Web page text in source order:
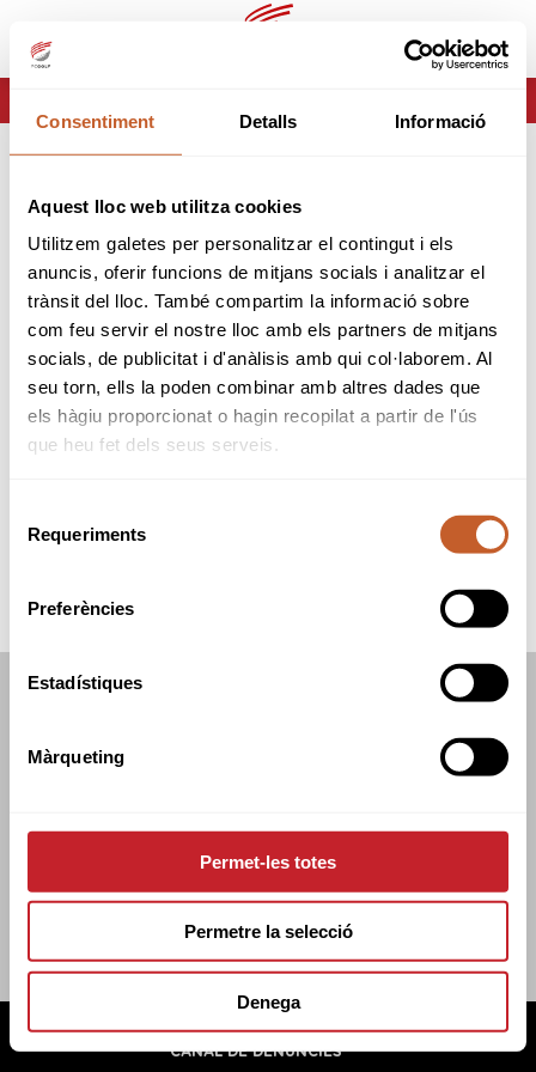
Consentiment Detalls Informació
Aquest lloc web utilitza cookies
Utilitzem galetes per personalitzar el contingut i els
anuncis, oferir funcions de mitjans socials i analitzar el
trànsit del lloc. També compartim la informació sobre
com feu servir el nostre lloc amb els partners de mitjans
socials, de publicitat i d'anàlisis amb qui col·laborem. Al
seu torn, ells la poden combinar amb altres dades que
els hàgiu proporcionat o hagin recopilat a partir de l'ús
que heu fet dels seus serveis.
Requeriments
Preferències
Estadístiques
Màrqueting
Permet-les totes
Permetre la selecció
Denega
ca es
Página no encontrada
Lo sentimos pero la página que estas buscando no
existe o ha cambiado.
tornar
C/TUSET 32, 8ÈNA PLANTA. 08006 BCN
POLÍTICA DE COOKIES
POLÍTICA DE PRIVADESA
CANAL DE DENÚNCIES